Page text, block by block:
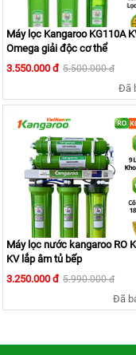
THIẾT
BỊ
NHÀ
BẾP
KANGAROO
BÌNH
LẠNH
HÀNG
DỤNG
KHUYẾN
TIN
TỨC
SỰ
HƯỚNG
Máy lọc Kangaroo KG110A
Omega giải độc cơ thể
3.550.000 đ 5.500.000 đ
Đã
Máy lọc nước kangaroo RO
KV lắp âm tủ bếp
3.250.000 đ 5.990.000 đ
Đã